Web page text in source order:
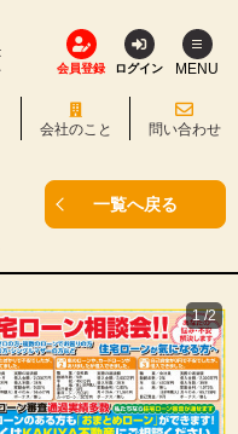
会員登録 ログイン MENU
会社のこと 問い合わせ
一覧へ戻る
1/2